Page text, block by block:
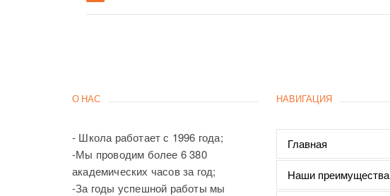
О НАС
- Школа работает с 1996 года;
-Мы проводим более 6 380
академических часов за год;
-За годы успешной работы мы
НАВИГАЦИЯ
Главная
Наши преимущества